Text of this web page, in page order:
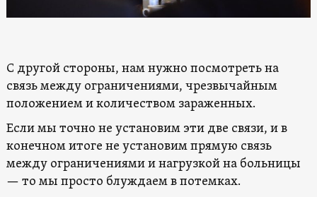
С другой стороны, нам нужно посмотреть на
связь между ограничениями, чрезвычайным
положением и количеством зараженных.
Если мы точно не установим эти две связи, и в
конечном итоге не установим прямую связь
между ограничениями и нагрузкой на больницы
— то мы просто блуждаем в потемках.